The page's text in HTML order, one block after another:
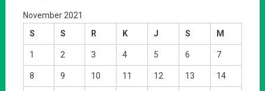
November 2021
S
S R K J S M
1 2 3 4 5 6 7
8 9 10 11 12 13 14